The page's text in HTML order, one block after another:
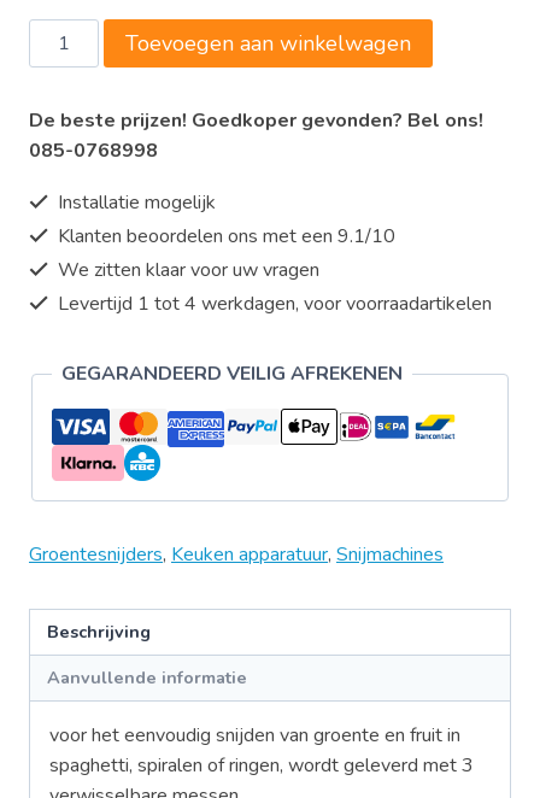
was:
€52,50.
is:
€48,83.
Westmark
-
snijder
aantal
Toevoegen aan winkelwagen
De beste prijzen! Goedkoper gevonden? Bel ons!
085-0768998
Installatie mogelijk
Klanten beoordelen ons met een 9.1/10
We zitten klaar voor uw vragen
Levertijd 1 tot 4 werkdagen, voor voorraadartikelen
GEGARANDEERD VEILIG AFREKENEN
Groentesnijders, Keuken apparatuur, Snijmachines
Beschrijving
Aanvullende informatie
voor het eenvoudig snijden van groente en fruit in
spaghetti, spiralen of ringen, wordt geleverd met 3